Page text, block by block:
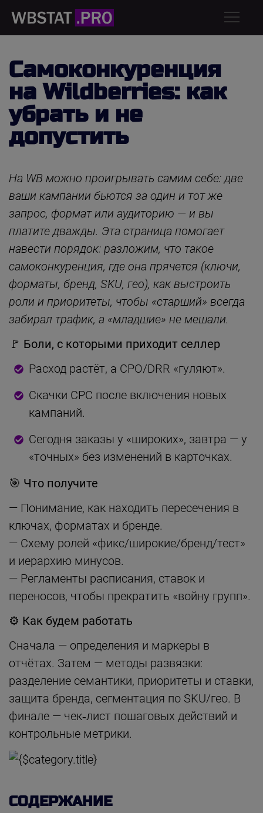
Самоконкуренция
на Wildberries: как
убрать и не
допустить
На WB можно проигрывать самим себе: две
ваши кампании бьются за один и тот же
запрос, формат или аудиторию — и вы
платите дважды. Эта страница помогает
навести порядок: разложим, что такое
самоконкуренция, где она прячется (ключи,
форматы, бренд, SKU, гео), как выстроить
роли и приоритеты, чтобы «старший» всегда
забирал трафик, а «младшие» не мешали.
🚩 Боли, с которыми приходит селлер
Расход растёт, а CPO/DRR «гуляют».
Скачки CPC после включения новых
кампаний.
Сегодня заказы у «широких», завтра — у
«точных» без изменений в карточках.
🎯 Что получите
— Понимание, как находить пересечения в
ключах, форматах и бренде.
— Схему ролей «фикс/широкие/бренд/тест»
и иерархию минусов.
— Регламенты расписания, ставок и
переносов, чтобы прекратить «войну групп».
⚙️ Как будем работать
Сначала — определения и маркеры в
отчётах. Затем — методы развязки:
разделение семантики, приоритеты и ставки,
защита бренда, сегментация по SKU/гео. В
финале — чек‑лист пошаговых действий и
контрольные метрики.
СОДЕРЖАНИЕ